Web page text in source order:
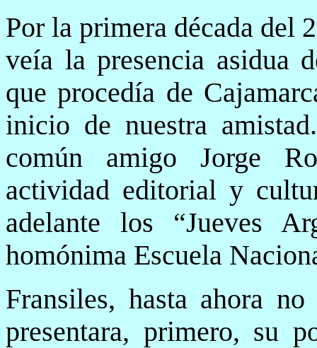
Por la primera década del
veía la presencia asidua
que procedía de
inicio de nuestra
común amigo Jorge
actividad editorial y
adelante los “Jueves
homónima Escuela
Fransiles, hasta ahora
presentara, primero, su